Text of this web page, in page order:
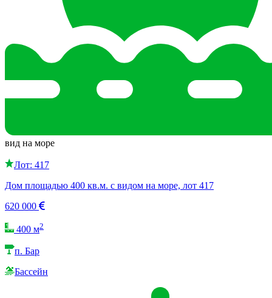
вид на море
Лот: 417
Дом площадью 400 кв.м. с видом на море, лот 417
620 000
400 м2
п. Бар
Бассейн